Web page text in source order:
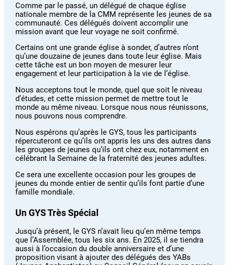
Comme par le passé, un délégué de chaque église
nationale membre de la CMM représente les jeunes de sa
communauté. Ces délégués doivent accomplir une
mission avant que leur voyage ne soit confirmé.
Certains ont une grande église à sonder, d’autres n’ont
qu’une douzaine de jeunes dans toute leur église. Mais
cette tâche est un bon moyen de mesurer leur
engagement et leur participation à la vie de l’église.
Nous acceptons tout le monde, quel que soit le niveau
d’études, et cette mission permet de mettre tout le
monde au même niveau. Lorsque nous nous réunissons,
nous pouvons nous comprendre.
Nous espérons qu’après le GYS, tous les participants
répercuteront ce qu’ils ont appris les uns des autres dans
les groupes de jeunes qu’ils ont chez eux, notamment en
célébrant la Semaine de la fraternité des jeunes adultes.
Ce sera une excellente occasion pour les groupes de
jeunes du monde entier de sentir qu’ils font partie d’une
famille mondiale.
Un GYS Très Spécial
Jusqu’à présent, le GYS n’avait lieu qu’en même temps
que l’Assemblée, tous les six ans. En 2025, il se tiendra
aussi à l’occasion du double anniversaire et d’une
proposition visant à ajouter des délégués des YABs